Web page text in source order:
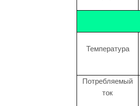
Температура
Потребляемый
ток